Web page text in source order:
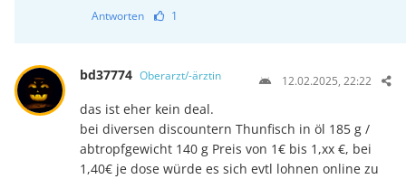
Antworten 1
bd37774 Oberarzt/-ärztin 12.02.2025, 22:22
das ist eher kein deal.
bei diversen discountern Thunfisch in öl 185 g /
abtropfgewicht 140 g Preis von 1€ bis 1,xx €, bei
1,40€ je dose würde es sich evtl lohnen online zu